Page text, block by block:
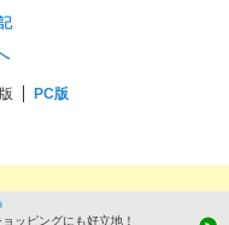
PC版
ッピングにも好立地！